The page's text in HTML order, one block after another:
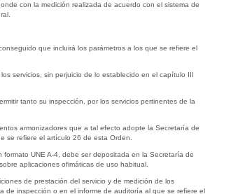
con la medición realizada de acuerdo con el sistema de
que incluirá los parámetros a los que se refiere el
servicios, sin perjuicio de lo establecido en el capítulo III
tanto su inspección, por los servicios pertinentes de la
armonizadores que a tal efecto adopte la Secretaría de
se refiere el artículo 26 de esta Orden.
UNE A-4, debe ser depositada en la Secretaría de
aplicaciones ofimáticas de uso habitual.
de prestación del servicio y de medición de los
de inspección o en el informe de auditoría al que se refiere el